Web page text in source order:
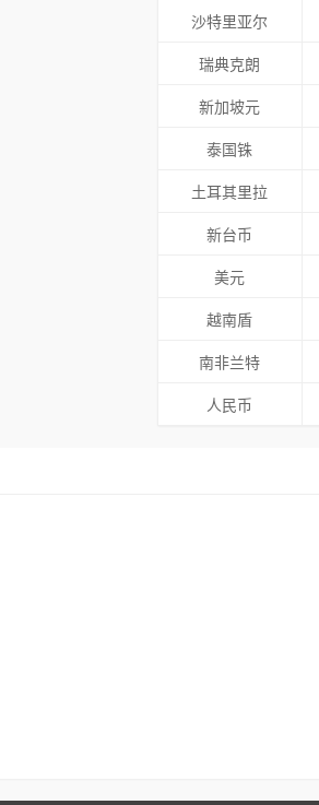
沙特里亚尔
瑞典克朗
新加坡元
泰国铢
土耳其里拉
新台币
美元
越南盾
南非兰特
人民币